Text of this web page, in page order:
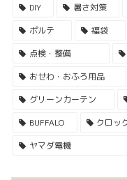
DIY
暑さ対策
ポルテ
福袋
点検・整備
おせわ・おふろ用品
グリーンカーテン
BUFFALO
クロッ
ヤマダ電機